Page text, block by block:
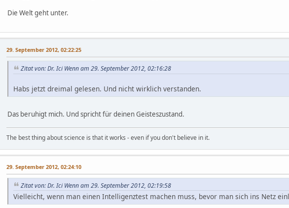
Die Welt geht unter.
29. September 2012, 02:22:25
Zitat von: Dr. Ici Wenn am 29. September 2012, 02:16:28
Habs jetzt dreimal gelesen. Und nicht wirklich verstanden.
Das beruhigt mich. Und spricht für deinen Geisteszustand.
The best thing about science is that it works - even if you don't believe in it.
29. September 2012, 02:24:10
Zitat von: Dr. Ici Wenn am 29. September 2012, 02:19:58
Vielleicht, wenn man einen Intelligenztest machen muss, bevor man sich ins Netz